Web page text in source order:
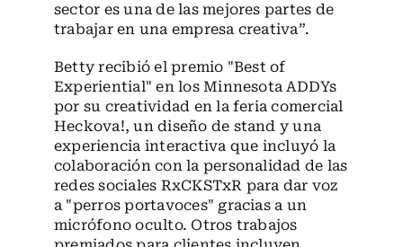
sector es una de las mejores partes de
trabajar en una empresa creativa”.
Betty recibió el premio "Best of
Experiential" en los Minnesota ADDYs
por su creatividad en la feria comercial
Heckova!, un diseño de stand y una
experiencia interactiva que incluyó la
colaboración con la personalidad de las
redes sociales RxCKSTxR para dar voz
a "perros portavoces" gracias a un
micrófono oculto. Otros trabajos